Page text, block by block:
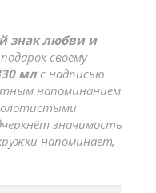
знак любви и
своему
млс надписью
напоминанием
значимость
напоминает,